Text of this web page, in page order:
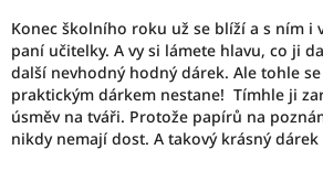
Konec školního roku už se blíží a s ním i
paní učitelky. A vy si lámete hlavu, co ji
další nevhodný hodný dárek. Ale tohle
praktickým dárkem nestane! Tímhle ji
úsměv na tváři. Protože papírů na
nikdy nemají dost. A takový krásný